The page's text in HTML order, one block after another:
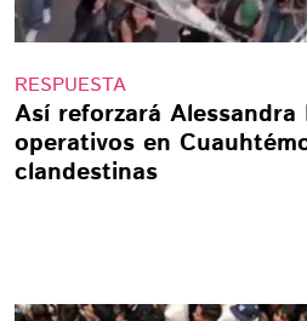
RESPUESTA
Así reforzará Alessandra
operativos en
clandestinas